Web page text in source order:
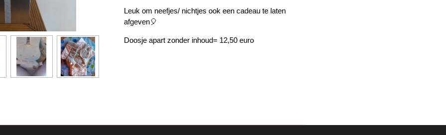
Leuk om neefjes/ nichtjes ook een cadeau te laten
afgeven🎈
Doosje apart zonder inhoud= 12,50 euro